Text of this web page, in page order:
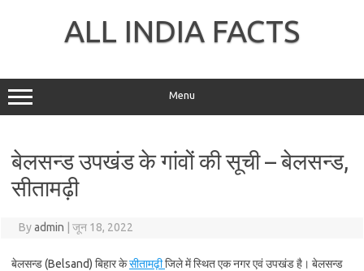
ALL INDIA FACTS
Menu
बेलसन्ड उपखंड के गांवों की सूची – बेलसन्ड,
सीतामढ़ी
Byadmin जून 18, 2022
बेलसन्ड (Belsand) बिहार केसीतामढ़ीजिले में स्थित एक नगर एवं उपखंड है। बेलसन्ड